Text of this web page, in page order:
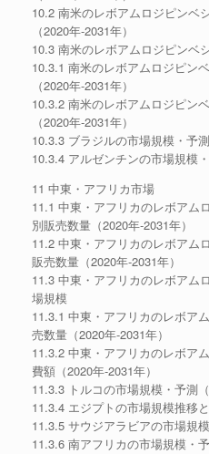
10.2 南米のレボアムロジピンベ
（2020年-2031年）
10.3 南米のレボアムロジピンベ
10.3.1 南米のレボアムロジピン
（2020年-2031年）
10.3.2 南米のレボアムロジピン
（2020年-2031年）
10.3.3 ブラジルの市場規模・予
10.3.4 アルゼンチンの市場規模
11 中東・アフリカ市場
11.1 中東・アフリカのレボアム
別販売数量（2020年-2031年）
11.2 中東・アフリカのレボアム
販売数量（2020年-2031年）
11.3 中東・アフリカのレボアム
場規模
11.3.1 中東・アフリカのレボア
売数量（2020年-2031年）
11.3.2 中東・アフリカのレボア
費額（2020年-2031年）
11.3.3 トルコの市場規模・予測（
11.3.4 エジプトの市場規模推移
11.3.5 サウジアラビアの市場規
11.3.6 南アフリカの市場規模・